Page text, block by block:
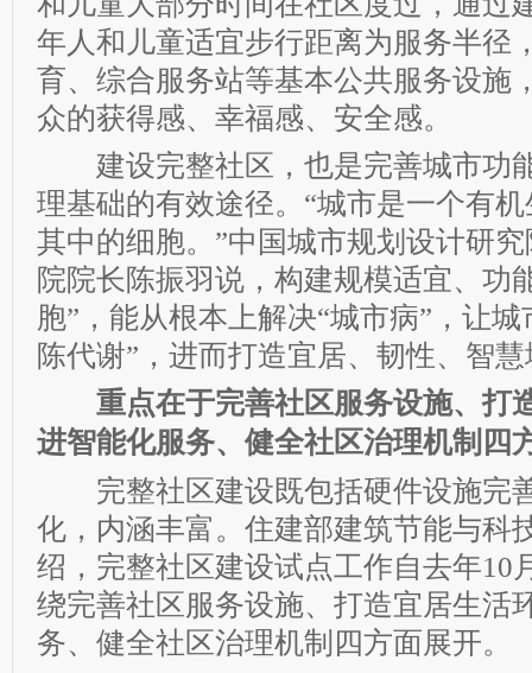
年人和儿童适宜步行距离为服务半径
育、综合服务站等基本公共服务设施
众的获得感、幸福感、安全感。
建设完整社区，也是完善城市功
理基础的有效途径。“城市是一个有
其中的细胞。”中国城市规划设计研
院院长陈振羽说，构建规模适宜、功
胞”，能从根本上解决“城市病”，让
陈代谢”，进而打造宜居、韧性、智
重点在于完善社区服务设施、打
进智能化服务、健全社区治理机制四
完整社区建设既包括硬件设施完
化，内涵丰富。住建部建筑节能与科
绍，完整社区建设试点工作自去年10
绕完善社区服务设施、打造宜居生活
务、健全社区治理机制四方面展开。